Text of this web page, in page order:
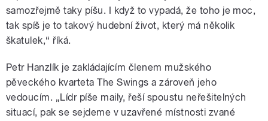
samozřejmě taky píšu. I když to vypadá, že toho je moc,
tak spíš je to takový hudební život, který má několik
škatulek,“ říká.
Petr Hanzlík je zakládajícím členem mužského
pěveckého kvarteta The Swings a zároveň jeho
vedoucím. „Lídr píše maily, řeší spoustu neřešitelných
situací, pak se sejdeme v uzavřené místnosti zvané